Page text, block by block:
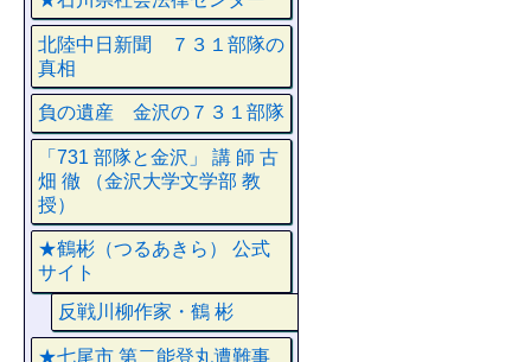
北陸中日新聞 ７３１部隊の
真相
負の遺産 金沢の７３１部隊
「731 部隊と金沢」 講 師 古
畑 徹 （金沢大学文学部 教
授）
★鶴彬（つるあきら） 公式
サイト
反戦川柳作家・鶴 彬
★七尾市 第二能登丸遭難事